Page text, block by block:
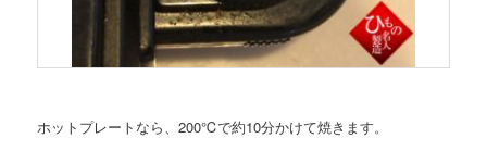
ホットプレートなら、200℃で約10分かけて焼きます。